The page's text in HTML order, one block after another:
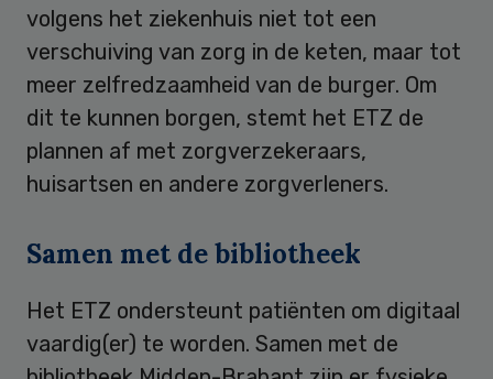
volgens het ziekenhuis niet tot een
verschuiving van zorg in de keten, maar tot
meer zelfredzaamheid van de burger. Om
dit te kunnen borgen, stemt het ETZ de
plannen af met zorgverzekeraars,
huisartsen en andere zorgverleners.
Samen met de bibliotheek
Het ETZ ondersteunt patiënten om digitaal
vaardig(er) te worden. Samen met de